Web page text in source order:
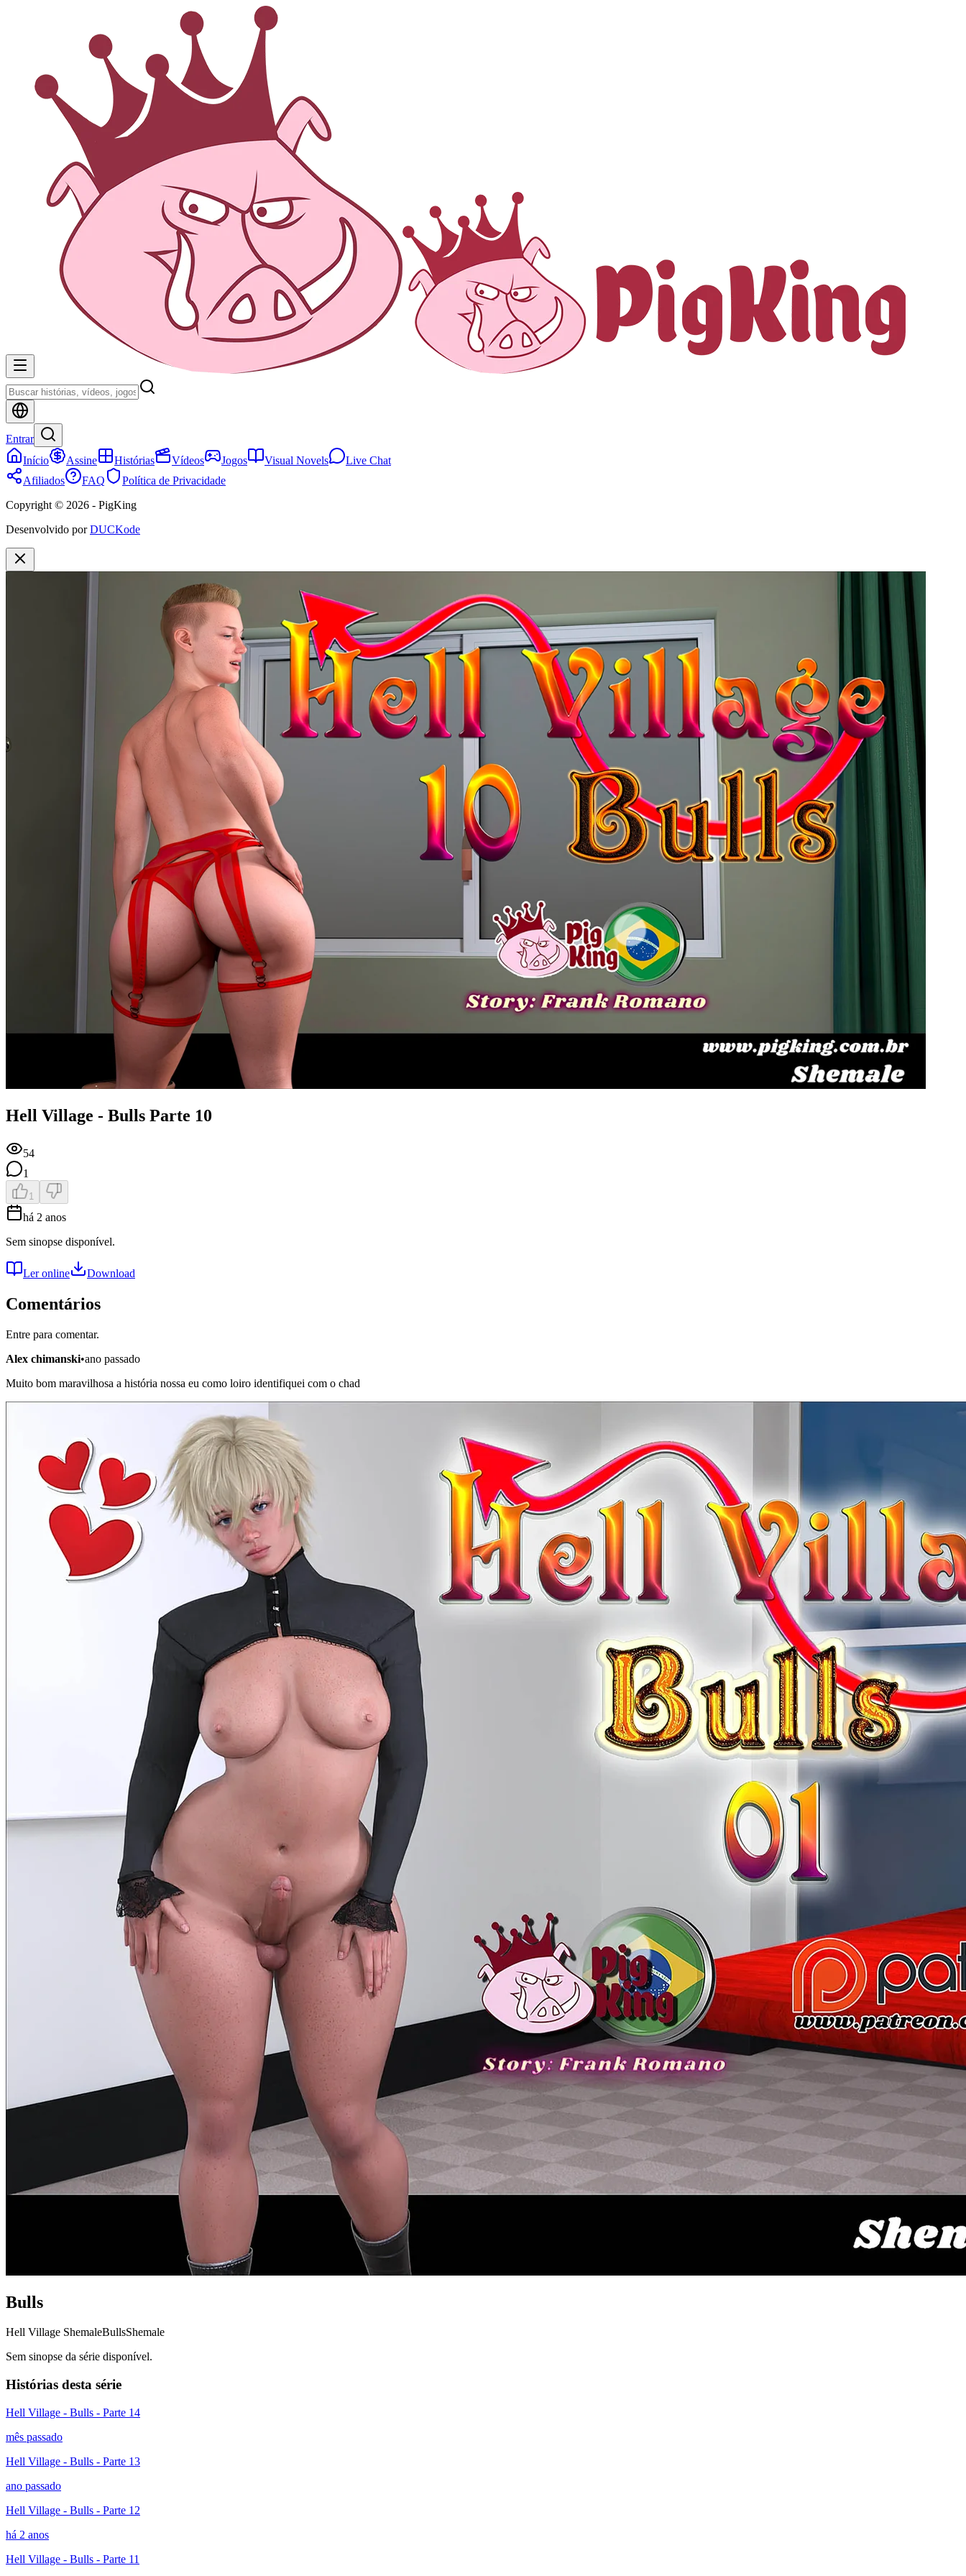
Entrar
Início
Assine Histórias Vídeos Jogos Visual Novels
Live Chat
Afiliados
FAQ
Política de Privacidade
Copyright © 2026 - PigKing
Desenvolvido por DUCKode
Hell Village - Bulls Parte 10
54
1
1
há 2 anos
Sem sinopse disponível.
Ler online Download
Comentários
Entre para comentar.
Alex chimanski•ano passado
Muito bom maravilhosa a história nossa eu como loiro identifiquei com o chad
Bulls
Hell Village ShemaleBullsShemale
Sem sinopse da série disponível.
Histórias desta série
Hell Village - Bulls - Parte 14
mês passado
Hell Village - Bulls - Parte 13
ano passado
Hell Village - Bulls - Parte 12
há 2 anos
Hell Village - Bulls - Parte 11